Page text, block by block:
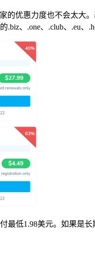
优惠力度也不会太大
、.one、.club、.eu、
低1.98美元。如果是